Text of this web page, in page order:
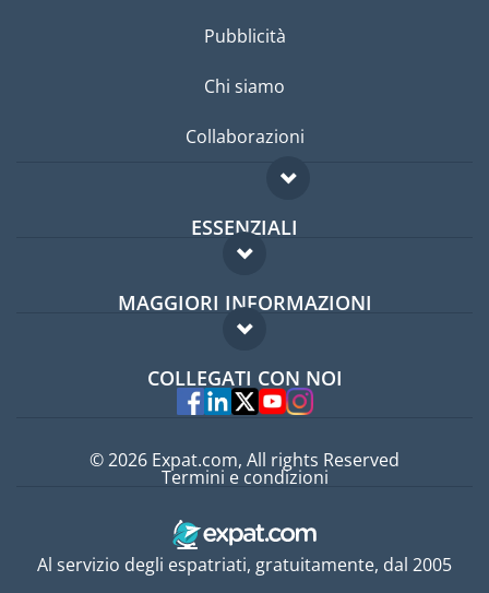
Pubblicità
Chi siamo
Collaborazioni
ESSENZIALI
Forum per expat
Guida per expat
MAGGIORI INFORMAZIONI
Domande frequenti
Esperti
COLLEGATI CON NOI
Al servizio degli espatriati, gratuitamente, dal 2005
© 2026 Expat.com, All rights Reserved
Termini e condizioni